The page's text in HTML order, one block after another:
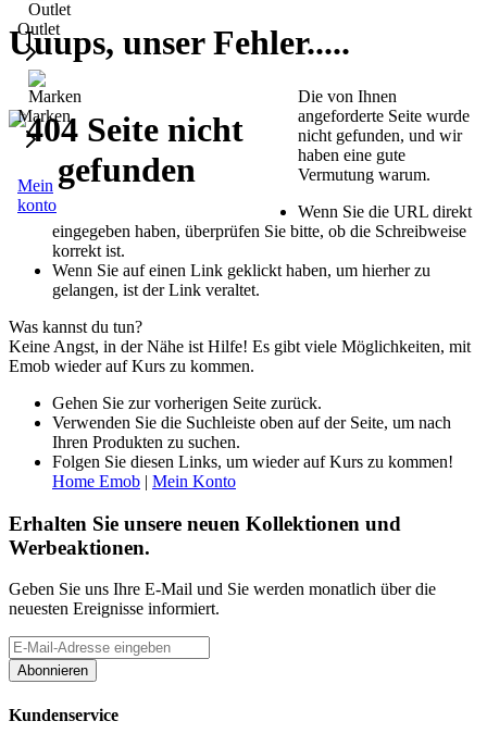
Outlet
Marken
Mein
konto
Uuups, unser Fehler.....
Die von Ihnen
angeforderte Seite wurde
nicht gefunden, und wir
haben eine gute
Vermutung warum.
Wenn Sie die URL direkt
eingegeben haben, überprüfen Sie bitte, ob die Schreibweise
korrekt ist.
Wenn Sie auf einen Link geklickt haben, um hierher zu
gelangen, ist der Link veraltet.
Was kannst du tun?
Keine Angst, in der Nähe ist Hilfe! Es gibt viele Möglichkeiten, mit
Emob wieder auf Kurs zu kommen.
Gehen Sie zur vorherigen Seite zurück.
Verwenden Sie die Suchleiste oben auf der Seite, um nach
Ihren Produkten zu suchen.
Folgen Sie diesen Links, um wieder auf Kurs zu kommen!
Home Emob | Mein Konto
Erhalten Sie unsere neuen Kollektionen und
Werbeaktionen.
Geben Sie uns Ihre E-Mail und Sie werden monatlich über die
neuesten Ereignisse informiert.
Abonnieren
Kundenservice